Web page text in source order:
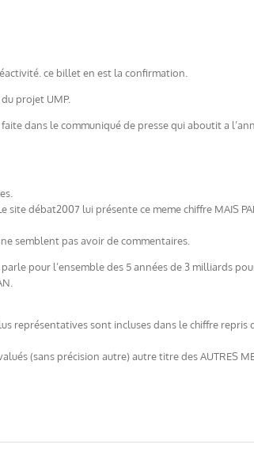
ce billet en est la confirmation.
projet UMP.
dans le communiqué de presse qui aboutit a
débat2007 lui présente ce meme chiffre MAIS
ne semblent pas avoir de commentaires.
pour l’ensemble des 5 années de 3 milliards
représentatives sont incluses dans le chiffre repris
(sans précision autre) autre titre des AUTRES